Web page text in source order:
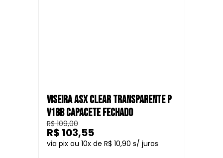
VISEIRA ASX CLEAR TRANSPARENTE P
V18B CAPACETE FECHADO
R$ 109,00
10
R$ 10,90
R$ 103,55